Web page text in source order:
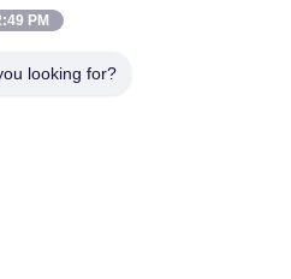
universelle
PM
looking for?